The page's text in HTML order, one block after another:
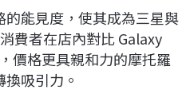
能見度，使其成為三星與
費者在店內對比 Galaxy
價格更具親和力的摩托羅
吸引力。